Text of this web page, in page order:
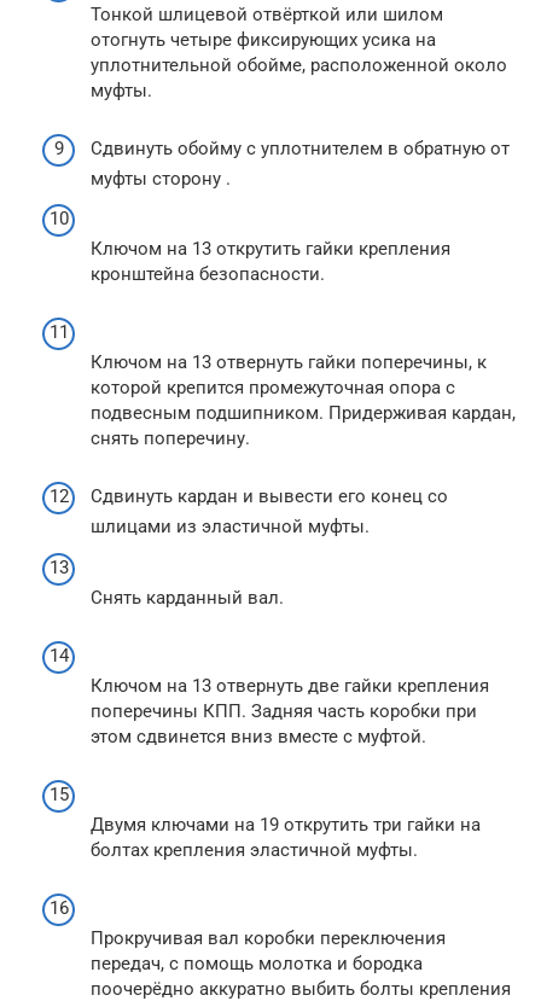
Тонкой шлицевой отвёрткой или шилом
отогнуть четыре фиксирующих усика на
уплотнительной обойме, расположенной около
муфты.
Сдвинуть обойму с уплотнителем в обратную от
муфты сторону .
Ключом на 13 открутить гайки крепления
кронштейна безопасности.
Ключом на 13 отвернуть гайки поперечины, к
которой крепится промежуточная опора с
подвесным подшипником. Придерживая кардан,
снять поперечину.
Сдвинуть кардан и вывести его конец со
шлицами из эластичной муфты.
Снять карданный вал.
Ключом на 13 отвернуть две гайки крепления
поперечины КПП. Задняя часть коробки при
этом сдвинется вниз вместе с муфтой.
Двумя ключами на 19 открутить три гайки на
болтах крепления эластичной муфты.
Прокручивая вал коробки переключения
передач, с помощь молотка и бородка
поочерёдно аккуратно выбить болты крепления